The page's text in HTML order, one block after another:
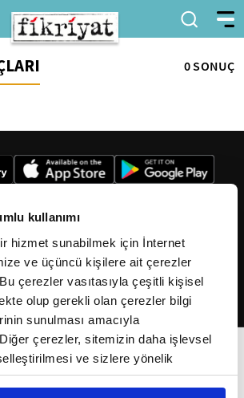
kullanımı
hizmet sunabilmek için İnternet
ve üçüncü kişilere ait çerezler
çerezler vasıtasıyla çeşitli kişisel
olup gerekli olan çerezler bilgi
sunulması amacıyla
Diğer çerezler, sitemizin daha işlevsel
ve sizlere yönelik
faaliyetlerinin yapılması, amaçlarıyla
0 SONUÇ
hakları saklıdır.